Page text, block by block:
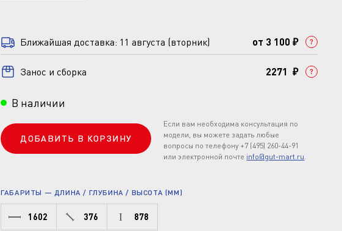
Ближайшая доставка: 11 августа (вторник) от 3 100 ₽
Занос и сборка 2271 ₽
В наличии
ДОБАВИТЬ В КОРЗИНУ
Если вам необходима консультация по
модели, вы можете задать любые
вопросы по телефону +7 (495) 260-44-91
или электронной почте info@gut-mart.ru.
ГАБАРИТЫ — ДЛИНА / ГЛУБИНА / ВЫСОТА (ММ)
1602 376 878